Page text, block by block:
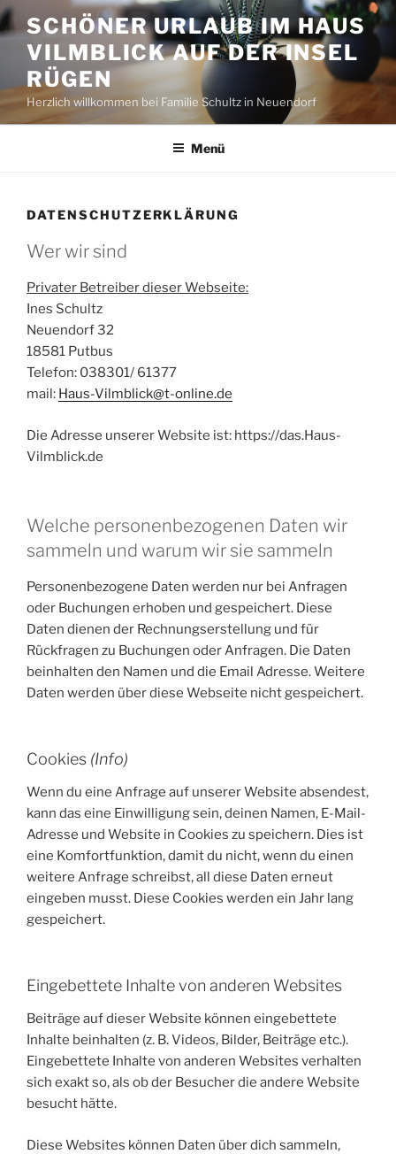
Zum
Inhalt
springen
SCHÖNER URLAUB IM HAUS
VILMBLICK AUF DER INSEL
RÜGEN
Herzlich willkommen bei Familie Schultz in Neuendorf
Menü
DATENSCHUTZERKLÄRUNG
Wer wir sind
Privater Betreiber dieser Webseite:
Ines Schultz
Neuendorf 32
18581 Putbus
Telefon: 038301/ 61377
mail: Haus-Vilmblick@t-online.de
Die Adresse unserer Website ist: https://das.Haus-
Vilmblick.de
Welche personenbezogenen Daten wir
sammeln und warum wir sie sammeln
Personenbezogene Daten werden nur bei Anfragen
oder Buchungen erhoben und gespeichert. Diese
Daten dienen der Rechnungserstellung und für
Rückfragen zu Buchungen oder Anfragen. Die Daten
beinhalten den Namen und die Email Adresse. Weitere
Daten werden über diese Webseite nicht gespeichert.
Cookies (Info)
Wenn du eine Anfrage auf unserer Website absendest,
kann das eine Einwilligung sein, deinen Namen, E-Mail-
Adresse und Website in Cookies zu speichern. Dies ist
eine Komfortfunktion, damit du nicht, wenn du einen
weitere Anfrage schreibst, all diese Daten erneut
eingeben musst. Diese Cookies werden ein Jahr lang
gespeichert.
Eingebettete Inhalte von anderen Websites
Beiträge auf dieser Website können eingebettete
Inhalte beinhalten (z. B. Videos, Bilder, Beiträge etc.).
Eingebettete Inhalte von anderen Websites verhalten
sich exakt so, als ob der Besucher die andere Website
besucht hätte.
Diese Websites können Daten über dich sammeln,